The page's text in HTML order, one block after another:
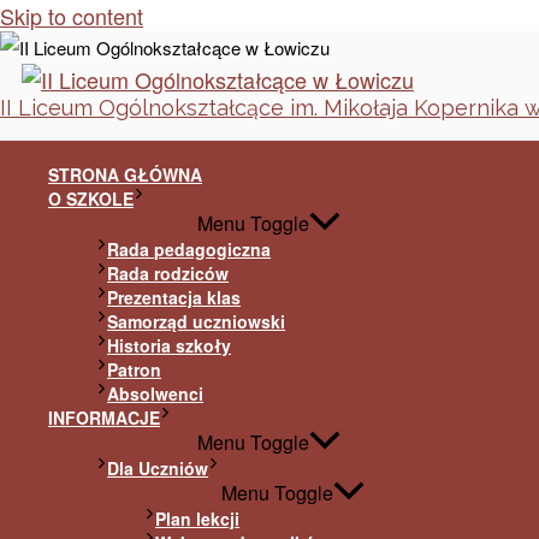
Skip to content
II Liceum Ogólnokształcące im. Mikołaja Kopernika
STRONA GŁÓWNA
O SZKOLE
Menu Toggle
Rada pedagogiczna
Rada rodziców
Prezentacja klas
Samorząd uczniowski
Historia szkoły
Patron
Absolwenci
INFORMACJE
Menu Toggle
Dla Uczniów
Menu Toggle
Plan lekcji